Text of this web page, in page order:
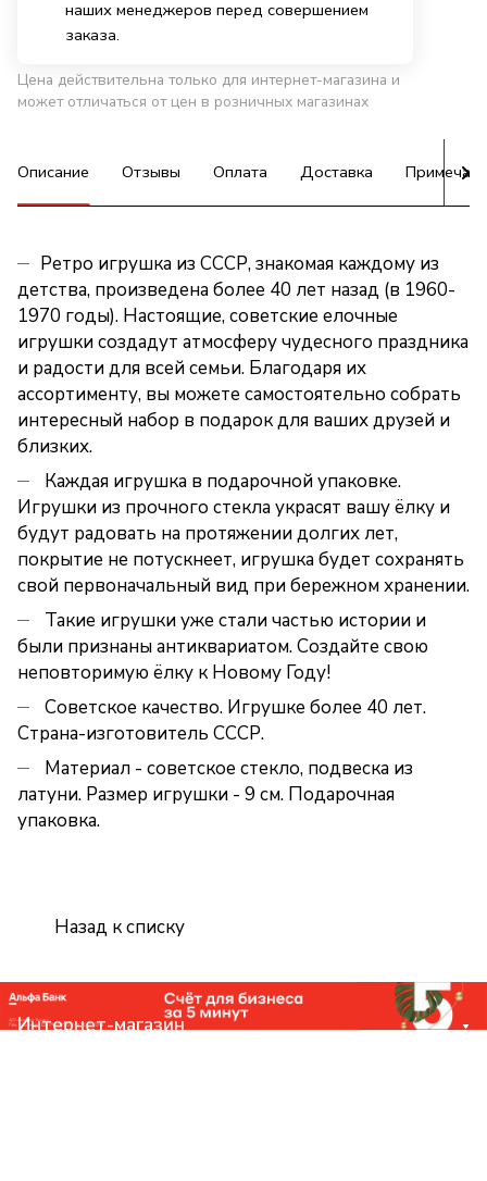
наших менеджеров перед совершением
заказа.
Цена действительна только для интернет-магазина и
может отличаться от цен в розничных магазинах
Описание Отзывы Оплата Доставка
Ретро игрушка из СССР, знакомая каждому из
детства, произведена более 40 лет назад (в 1960-
1970 годы). Настоящие, советские елочные
игрушки создадут атмосферу чудесного праздника
и радости для всей семьи. Благодаря их
ассортименту, вы можете самостоятельно собрать
интересный набор в подарок для ваших друзей и
близких.
Каждая игрушка в подарочной упаковке.
Игрушки из прочного стекла украсят вашу ёлку и
будут радовать на протяжении долгих лет,
покрытие не потускнеет, игрушка будет сохранять
свой первоначальный вид при бережном хранении.
Такие игрушки уже стали частью истории и
были признаны антиквариатом. Создайте свою
неповторимую ёлку к Новому Году!
Советское качество. Игрушке более 40 лет.
Страна-изготовитель СССР.
Материал - советское стекло, подвеска из
латуни. Размер игрушки - 9 см. Подарочная
упаковка.
Назад к списку
Интернет-магазин